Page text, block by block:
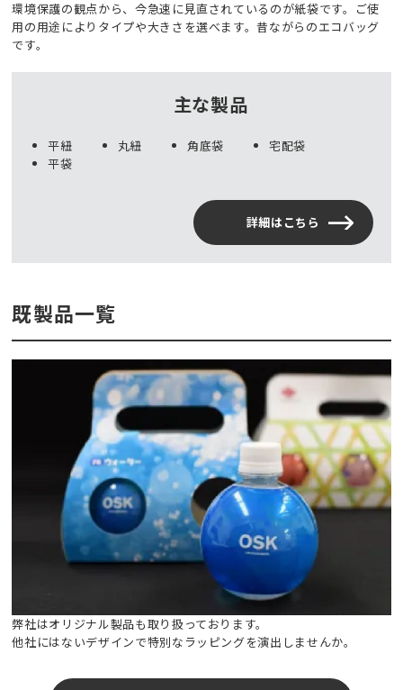
環境保護の観点から、今急速に見直されているのが紙袋です。ご使
用の用途によりタイプや大きさを選べます。昔ながらのエコバッグ
です。
主な製品
平紐 丸紐 角底袋
宅配袋
平袋
詳細はこちら
既製品一覧
弊社はオリジナル製品も取り扱っております。
他社にはないデザインで特別なラッピングを演出しませんか。